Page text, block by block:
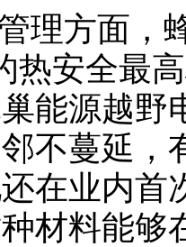
理方面，
热安全最
能源越野
不蔓延，
在业内首
材料能